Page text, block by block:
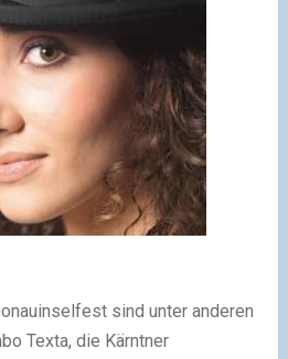
sind unter anderen
Texta, die Kärntner